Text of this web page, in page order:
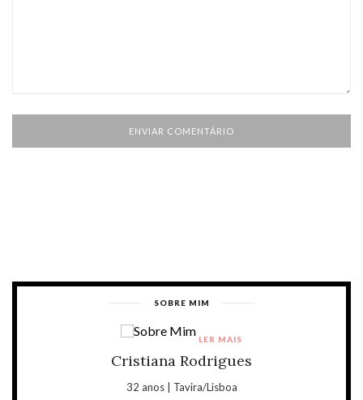
SOBRE MIM
Cristiana Rodrigues
32 anos | Tavira/Lisboa
LER MAIS